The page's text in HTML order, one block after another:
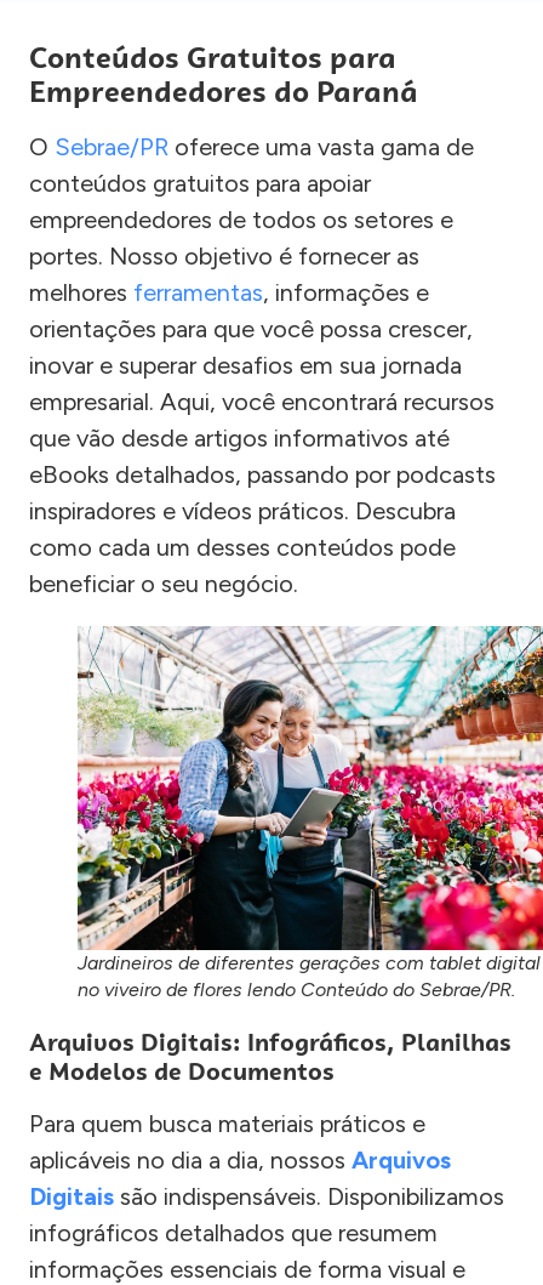
Conteúdos Gratuitos para
Empreendedores do Paraná
O Sebrae/PR oferece uma vasta gama de
conteúdos gratuitos para apoiar
empreendedores de todos os setores e
portes. Nosso objetivo é fornecer as
melhores ferramentas, informações e
orientações para que você possa crescer,
inovar e superar desafios em sua jornada
empresarial. Aqui, você encontrará recursos
que vão desde artigos informativos até
eBooks detalhados, passando por podcasts
inspiradores e vídeos práticos. Descubra
como cada um desses conteúdos pode
beneficiar o seu negócio.
Jardineiros de diferentes gerações com tablet digital
no viveiro de flores lendo Conteúdo do Sebrae/PR.
Arquivos Digitais: Infográficos, Planilhas
e Modelos de Documentos
Para quem busca materiais práticos e
aplicáveis no dia a dia, nossos Arquivos
Digitais são indispensáveis. Disponibilizamos
infográficos detalhados que resumem
informações essenciais de forma visual e